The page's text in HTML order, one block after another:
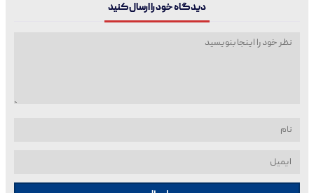
دیدگاه خود را ارسال کنید